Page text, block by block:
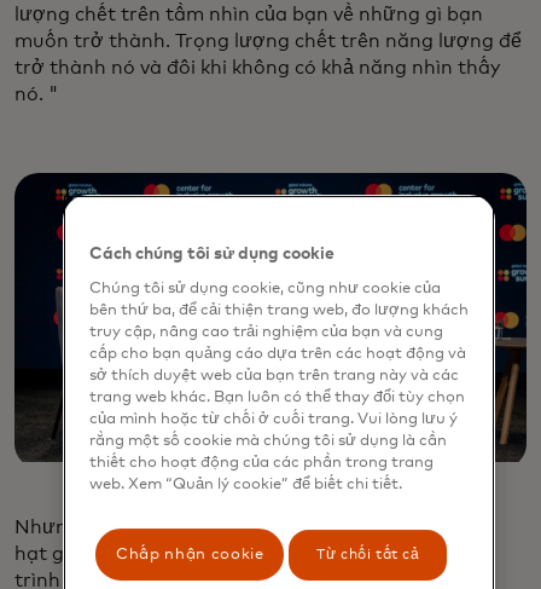
lượng chết trên tầm nhìn của bạn về những gì bạn
muốn trở thành. Trọng lượng chết trên năng lượng để
trở thành nó và đôi khi không có khả năng nhìn thấy
nó. "
Nhưng trong cảnh quan đầy thách thức này, những
hạt giống hy vọng đã được gieo trồng. Các chương
trình cộng đồng đã trở thành mạch sống. Chương
Cách chúng tôi sử dụng cookie
Chúng tôi sử dụng cookie, cũng như cookie của
bên thứ ba, để cải thiện trang web, đo lượng khách
truy cập, nâng cao trải nghiệm của bạn và cung
cấp cho bạn quảng cáo dựa trên các hoạt động và
sở thích duyệt web của bạn trên trang này và các
trang web khác. Bạn luôn có thể thay đổi tùy chọn
của mình hoặc từ chối ở cuối trang. Vui lòng lưu ý
rằng một số cookie mà chúng tôi sử dụng là cần
thiết cho hoạt động của các phần trong trang
web. Xem “Quản lý cookie” để biết chi tiết.
Chấp nhận cookie Từ chối tất cả